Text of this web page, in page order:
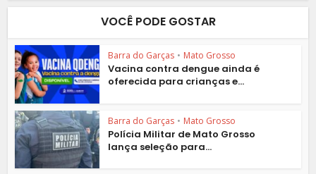
VOCÊ PODE GOSTAR
Barra do Garças • Mato Grosso
Vacina contra dengue ainda é
oferecida para crianças e...
Barra do Garças • Mato Grosso
Polícia Militar de Mato Grosso
lança seleção para...